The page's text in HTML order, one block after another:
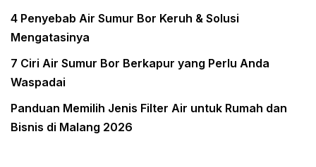
4 Penyebab Air Sumur Bor Keruh & Solusi
Mengatasinya
7 Ciri Air Sumur Bor Berkapur yang Perlu Anda
Waspadai
Panduan Memilih Jenis Filter Air untuk Rumah dan
Bisnis di Malang 2026